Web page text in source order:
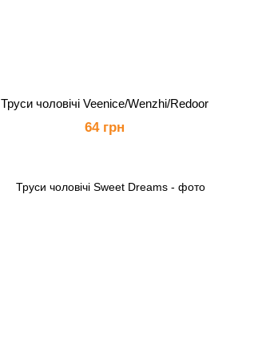
Труси чоловічі Veenice/Wenzhi/Redoor
64 грн